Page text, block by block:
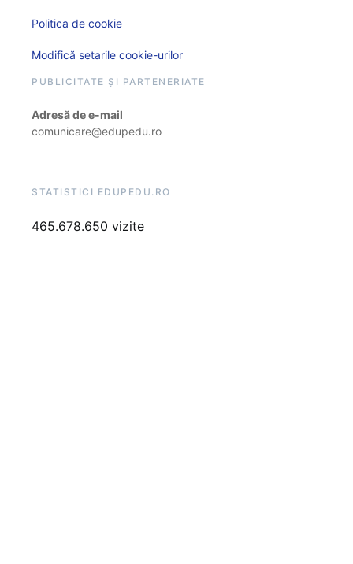
Politica de cookie
Modifică setarile cookie-urilor
PUBLICITATE ȘI PARTENERIATE
Adresă de e-mail
comunicare@edupedu.ro
STATISTICI EDUPEDU.RO
465.678.650 vizite